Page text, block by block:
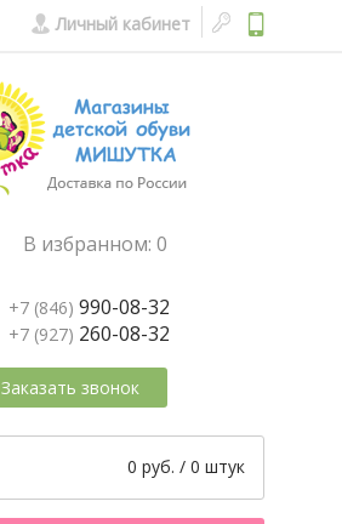
Личный кабинет
В избранном: 0
+7 (846) 990-08-32
+7 (927) 260-08-32
Заказать звонок
0 руб. / 0 штук